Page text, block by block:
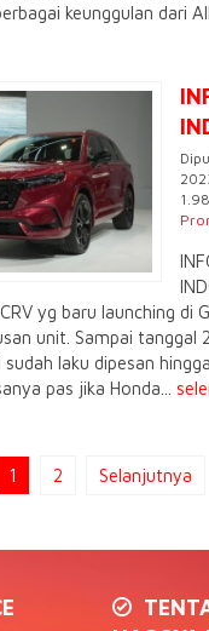
keunggulan dari All
yg baru launching di
unit. Sampai tanggal
sudah laku dipesan
pas jika Honda...
1 2 Selanjutnya